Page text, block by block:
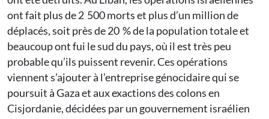
ont fait plus de 2 500 morts et plus d’un million de
déplacés, soit près de 20 % de la population totale et
beaucoup ont fui le sud du pays, où il est très peu
probable qu’ils puissent revenir. Ces opérations
viennent s’ajouter à l’entreprise génocidaire qui se
poursuit à Gaza et aux exactions des colons en
Cisjordanie, décidées par un gouvernement israélien